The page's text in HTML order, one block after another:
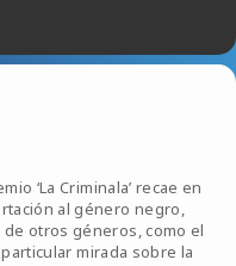
‘La Criminala’ recae en
al género negro,
otros géneros, como el
mirada sobre la